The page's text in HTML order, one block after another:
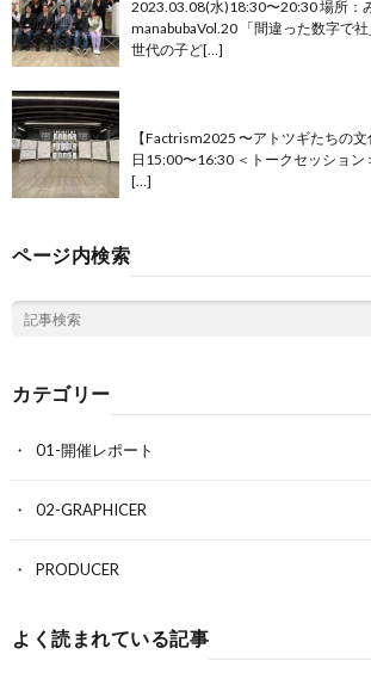
2023.03.08(水)18:30〜20:30 場所：
manabubaVol.20 「間違った数字で
世代の子ど[…]
【Factrism2025 〜アトツギたちの
日15:00〜16:30 ＜トークセッション
[…]
ページ内検索
カテゴリー
01-開催レポート
02-GRAPHICER
PRODUCER
よく読まれている記事